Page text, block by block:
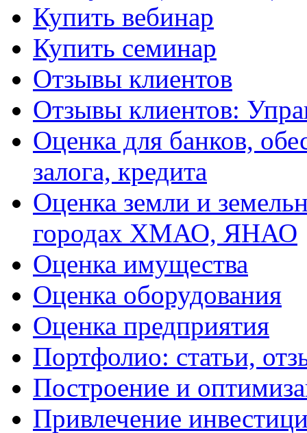
Купить вебинар
Купить семинар
Отзывы клиентов
Отзывы клиентов:
Оценка для банков,
залога, кредита
Оценка земли и
городах ХМАО, ЯНАО
Оценка имущества
Оценка оборудования
Оценка предприятия
Портфолио: статьи,
Построение и
Привлечение